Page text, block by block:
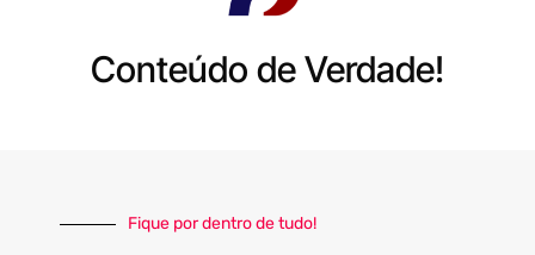
Conteúdo de Verdade!
Fique por dentro de tudo!